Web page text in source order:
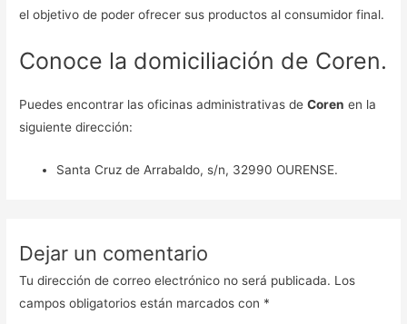
el objetivo de poder ofrecer sus productos al consumidor final.
Conoce la domiciliación de Coren.
Puedes encontrar las oficinas administrativas deCoren en la
siguiente dirección:
Santa Cruz de Arrabaldo, s/n, 32990 OURENSE.
Dejar un comentario
Tu dirección de correo electrónico no será publicada. Los
campos obligatorios están marcados con *